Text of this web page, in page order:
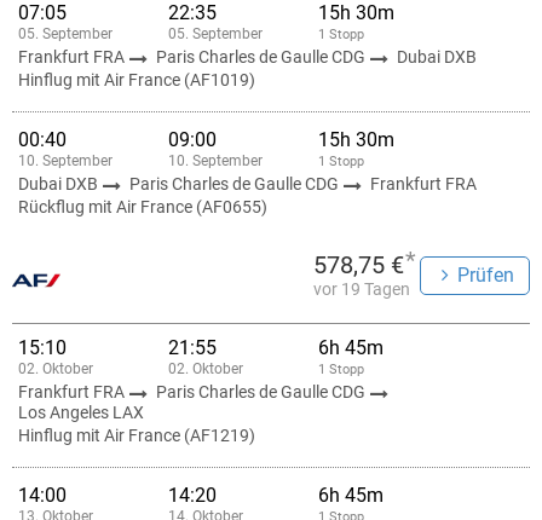
07:05
05. September
22:35
05. September
15h 30m
1 Stopp
Frankfurt FRA Paris Charles de Gaulle CDG
Dubai DXB
Hinflug mit Air France (AF1019)
00:40
10. September
09:00
10. September
15h 30m
1 Stopp
Dubai DXB Paris Charles de Gaulle CDG
Frankfurt FRA
Rückflug mit Air France (AF0655)
578,75 €*
vor 19 Tagen
Prüfen
15:10
02. Oktober
21:55
02. Oktober
6h 45m
1 Stopp
Frankfurt FRA
Paris Charles de Gaulle CDG
Los Angeles LAX
Hinflug mit Air France (AF1219)
14:00
13. Oktober
14:20
14. Oktober
6h 45m